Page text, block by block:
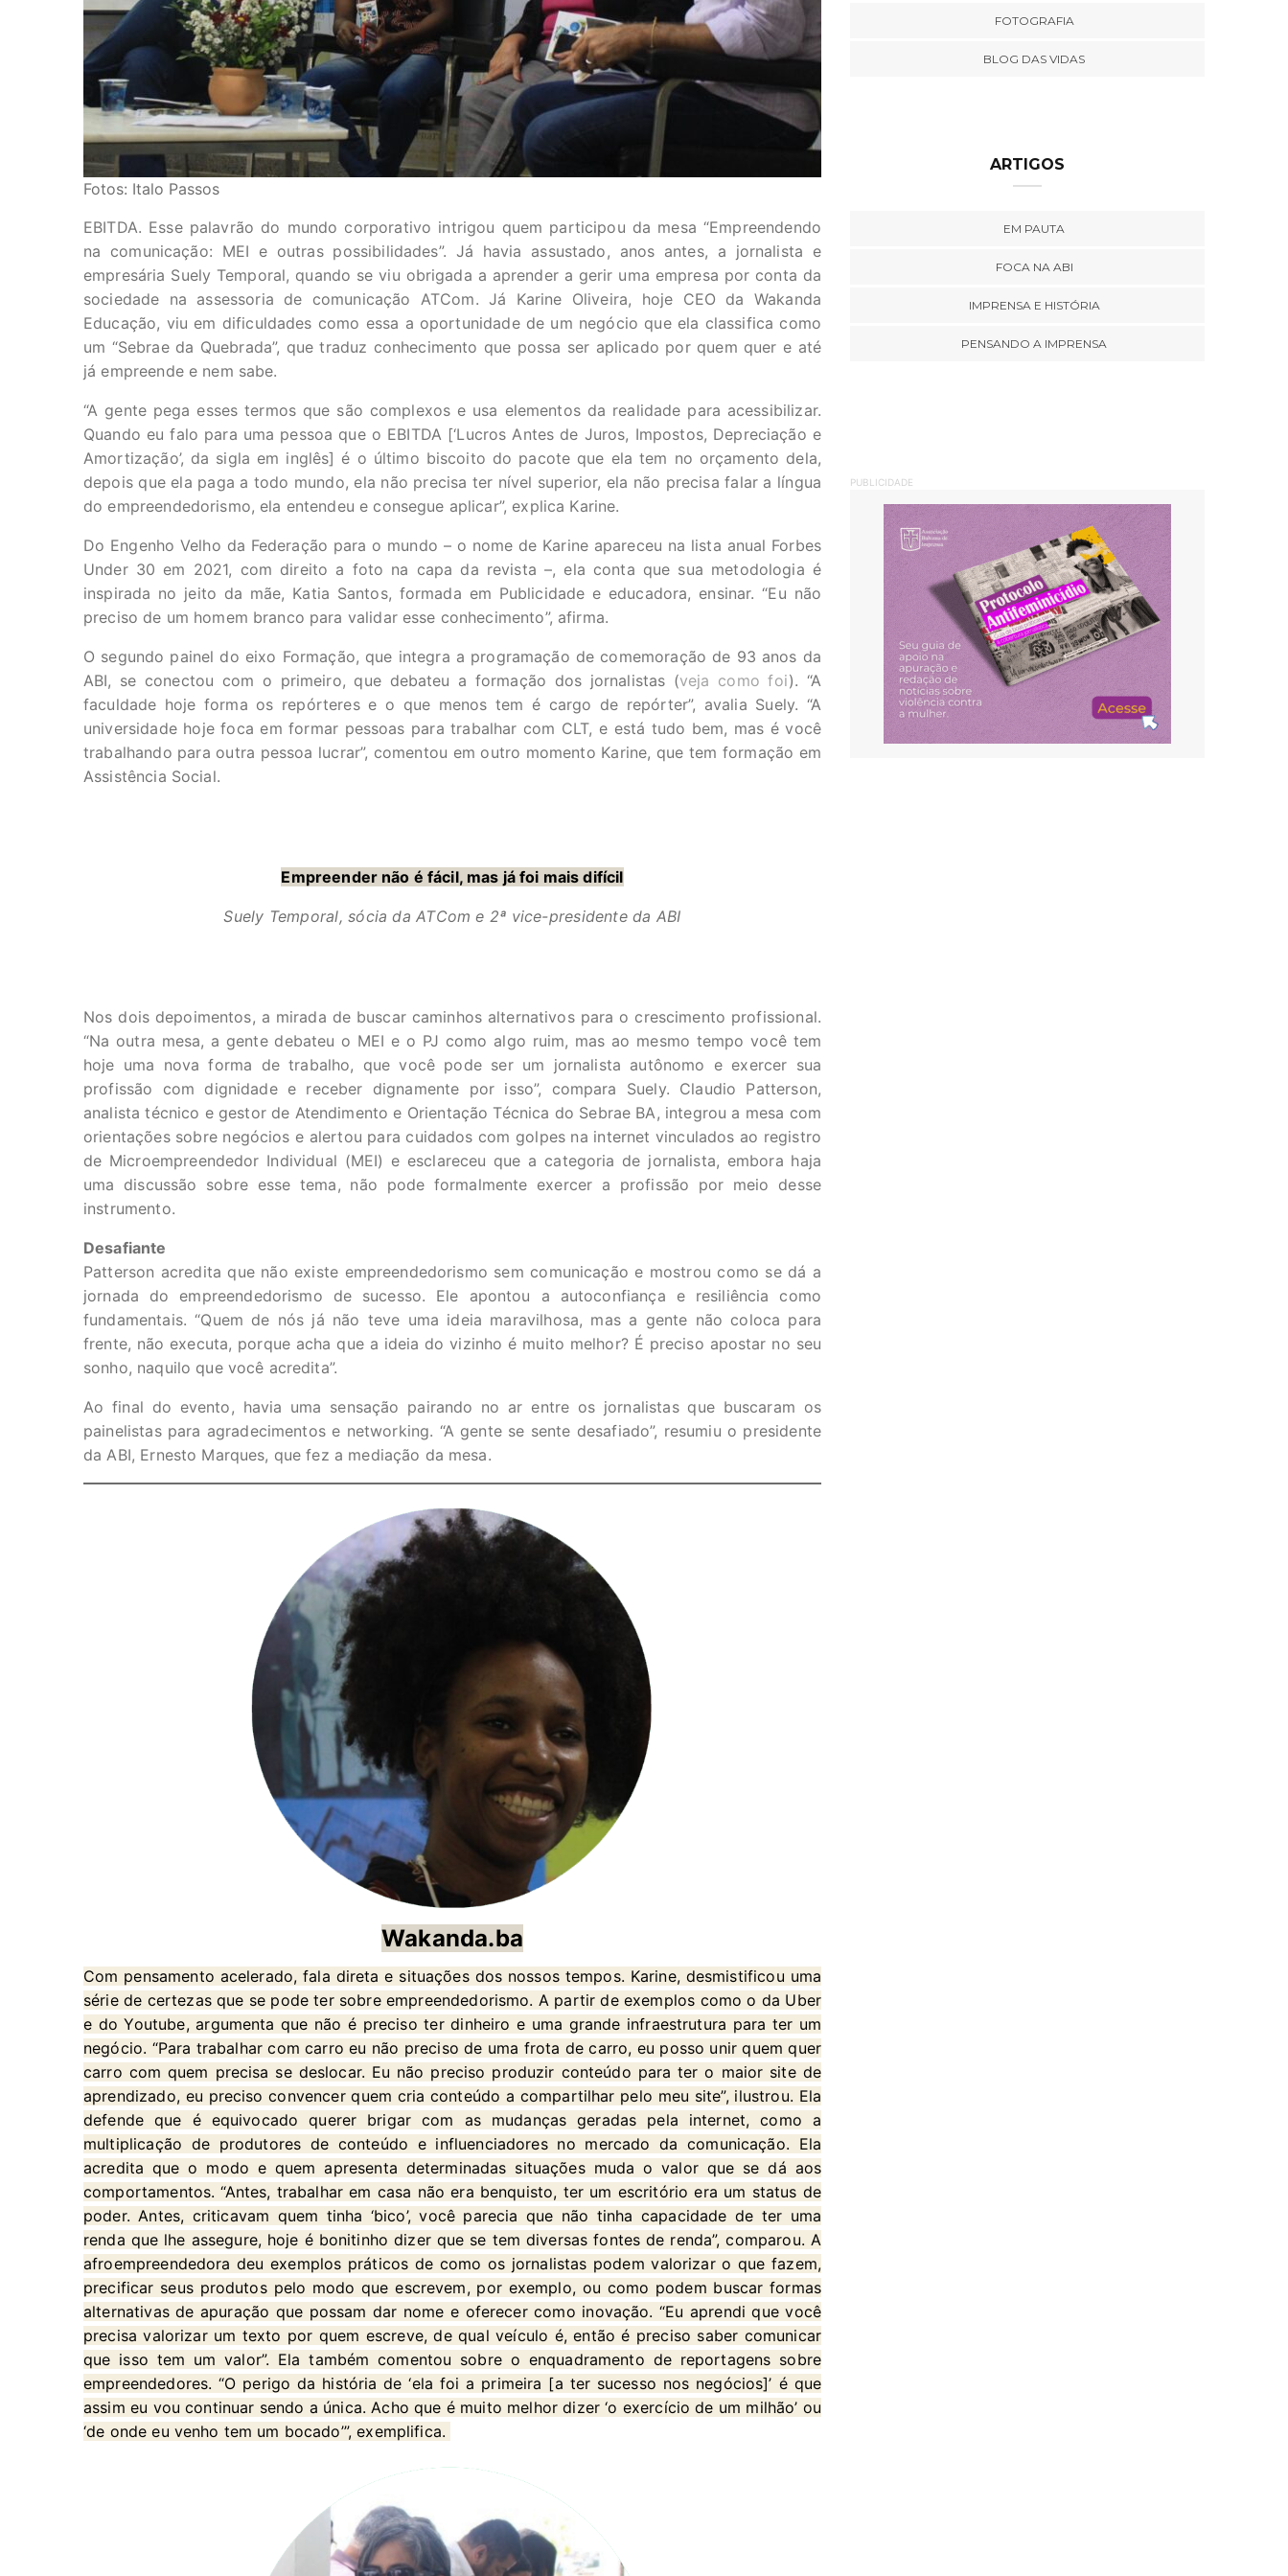
Fotos: Italo Passos
EBITDA. Esse palavrão do mundo corporativo intrigou quem participou da mesa “Empreendendo
na comunicação: MEI e outras possibilidades”. Já havia assustado, anos antes, a jornalista e
empresária Suely Temporal, quando se viu obrigada a aprender a gerir uma empresa por conta da
sociedade na assessoria de comunicação ATCom. Já Karine Oliveira, hoje CEO da Wakanda
Educação, viu em dificuldades como essa a oportunidade de um negócio que ela classifica como
um “Sebrae da Quebrada”, que traduz conhecimento que possa ser aplicado por quem quer e até
já empreende e nem sabe.
“A gente pega esses termos que são complexos e usa elementos da realidade para acessibilizar.
Quando eu falo para uma pessoa que o EBITDA [‘Lucros Antes de Juros, Impostos, Depreciação e
Amortização’, da sigla em inglês] é o último biscoito do pacote que ela tem no orçamento dela,
depois que ela paga a todo mundo, ela não precisa ter nível superior, ela não precisa falar a língua
do empreendedorismo, ela entendeu e consegue aplicar”, explica Karine.
Do Engenho Velho da Federação para o mundo – o nome de Karine apareceu na lista anual Forbes
Under 30 em 2021, com direito a foto na capa da revista –, ela conta que sua metodologia é
inspirada no jeito da mãe, Katia Santos, formada em Publicidade e educadora, ensinar. “Eu não
preciso de um homem branco para validar esse conhecimento”, afirma.
O segundo painel do eixo Formação, que integra a programação de comemoração de 93 anos da
ABI, se conectou com o primeiro, que debateu a formação dos jornalistas (veja como foi). “A
faculdade hoje forma os repórteres e o que menos tem é cargo de repórter”, avalia Suely. “A
universidade hoje foca em formar pessoas para trabalhar com CLT, e está tudo bem, mas é você
trabalhando para outra pessoa lucrar”, comentou em outro momento Karine, que tem formação em
Assistência Social.
Empreender não é fácil, mas já foi mais difícil
Suely Temporal, sócia da ATCom e 2ª vice-presidente da ABI
Nos dois depoimentos, a mirada de buscar caminhos alternativos para o crescimento profissional.
“Na outra mesa, a gente debateu o MEI e o PJ como algo ruim, mas ao mesmo tempo você tem
hoje uma nova forma de trabalho, que você pode ser um jornalista autônomo e exercer sua
profissão com dignidade e receber dignamente por isso”, compara Suely. Claudio Patterson,
analista técnico e gestor de Atendimento e Orientação Técnica do Sebrae BA, integrou a mesa com
orientações sobre negócios e alertou para cuidados com golpes na internet vinculados ao registro
de Microempreendedor Individual (MEI) e esclareceu que a categoria de jornalista, embora haja
uma discussão sobre esse tema, não pode formalmente exercer a profissão por meio desse
instrumento.
Desafiante
Patterson acredita que não existe empreendedorismo sem comunicação e mostrou como se dá a
jornada do empreendedorismo de sucesso. Ele apontou a autoconfiança e resiliência como
fundamentais. “Quem de nós já não teve uma ideia maravilhosa, mas a gente não coloca para
frente, não executa, porque acha que a ideia do vizinho é muito melhor? É preciso apostar no seu
sonho, naquilo que você acredita”.
Ao final do evento, havia uma sensação pairando no ar entre os jornalistas que buscaram os
painelistas para agradecimentos e networking. “A gente se sente desafiado”, resumiu o presidente
da ABI, Ernesto Marques, que fez a mediação da mesa.
Wakanda.ba
Com pensamento acelerado, fala direta e situações dos nossos tempos. Karine, desmistificou uma
série de certezas que se pode ter sobre empreendedorismo. A partir de exemplos como o da Uber
e do Youtube, argumenta que não é preciso ter dinheiro e uma grande infraestrutura para ter um
negócio. “Para trabalhar com carro eu não preciso de uma frota de carro, eu posso unir quem quer
carro com quem precisa se deslocar. Eu não preciso produzir conteúdo para ter o maior site de
aprendizado, eu preciso convencer quem cria conteúdo a compartilhar pelo meu site”, ilustrou. Ela
defende que é equivocado querer brigar com as mudanças geradas pela internet, como a
multiplicação de produtores de conteúdo e influenciadores no mercado da comunicação. Ela
acredita que o modo e quem apresenta determinadas situações muda o valor que se dá aos
comportamentos. “Antes, trabalhar em casa não era benquisto, ter um escritório era um status de
poder. Antes, criticavam quem tinha ‘bico’, você parecia que não tinha capacidade de ter uma
renda que lhe assegure, hoje é bonitinho dizer que se tem diversas fontes de renda”, comparou. A
afroempreendedora deu exemplos práticos de como os jornalistas podem valorizar o que fazem,
precificar seus produtos pelo modo que escrevem, por exemplo, ou como podem buscar formas
alternativas de apuração que possam dar nome e oferecer como inovação. “Eu aprendi que você
precisa valorizar um texto por quem escreve, de qual veículo é, então é preciso saber comunicar
que isso tem um valor”. Ela também comentou sobre o enquadramento de reportagens sobre
empreendedores. “O perigo da história de ‘ela foi a primeira [a ter sucesso nos negócios]’ é que
assim eu vou continuar sendo a única. Acho que é muito melhor dizer ‘o exercício de um milhão’ ou
‘de onde eu venho tem um bocado’”, exemplifica.
FOTOGRAFIA
BLOG DAS VIDAS
ARTIGOS
EM PAUTA
FOCA NA ABI
IMPRENSA E HISTÓRIA
PENSANDO A IMPRENSA
PUBLICIDADE